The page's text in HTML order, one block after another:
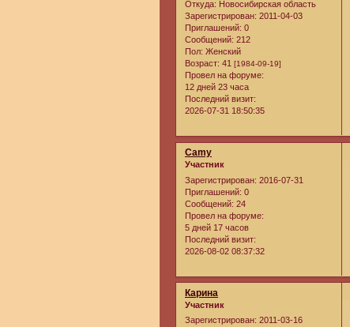
Откуда: Новосибирская область
Зарегистрирован: 2011-04-03
Приглашений: 0
Сообщений: 212
Пол: Женский
Возраст: 41 [1984-09-19]
Провел на форуме:
12 дней 23 часа
Последний визит:
2026-07-31 18:50:35
Camy
Участник
Зарегистрирован: 2016-07-31
Приглашений: 0
Сообщений: 24
Провел на форуме:
5 дней 17 часов
Последний визит:
2026-08-02 08:37:32
Карина
Участник
Зарегистрирован: 2011-03-16